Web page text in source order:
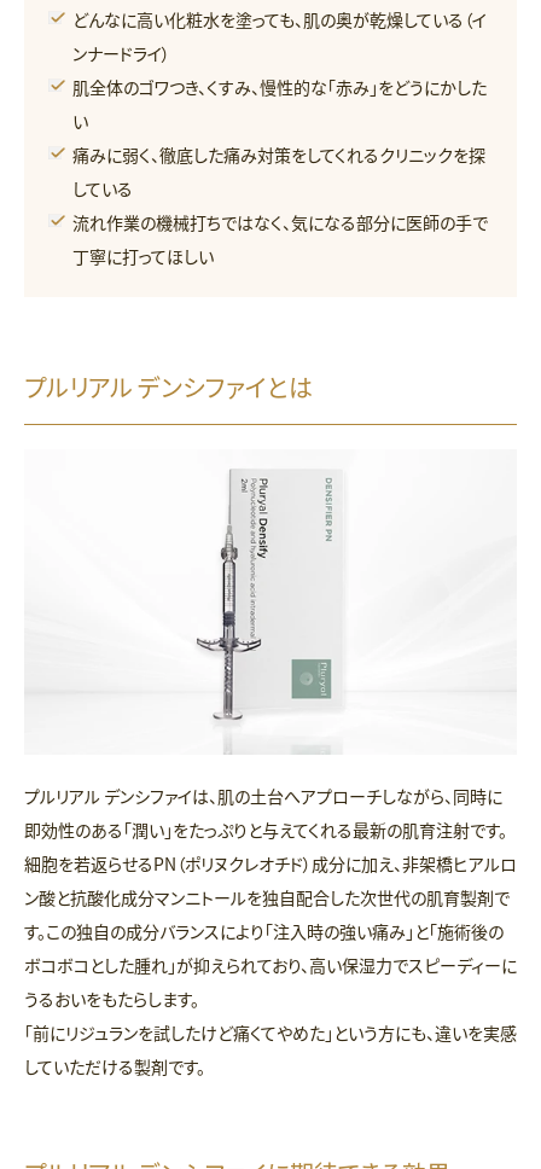
どんなに高い化粧水を塗っても、肌の奥が乾燥している（イ
ンナードライ）
肌全体のゴワつき、くすみ、慢性的な「赤み」をどうにかした
い
痛みに弱く、徹底した痛み対策をしてくれるクリニックを探
している
流れ作業の機械打ちではなく、気になる部分に医師の手で
丁寧に打ってほしい
プルリアル デンシファイとは
プルリアル デンシファイは、肌の土台へアプローチしながら、同時に
即効性のある「潤い」をたっぷりと与えてくれる最新の肌育注射です。
細胞を若返らせるPN（ポリヌクレオチド）成分に加え、非架橋ヒアルロ
ン酸と抗酸化成分マンニトールを独自配合した次世代の肌育製剤で
す。この独自の成分バランスにより「注入時の強い痛み」と「施術後の
ボコボコとした腫れ」が抑えられており、高い保湿力でスピーディーに
うるおいをもたらします。
「前にリジュランを試したけど痛くてやめた」という方にも、違いを実感
していただける製剤です。